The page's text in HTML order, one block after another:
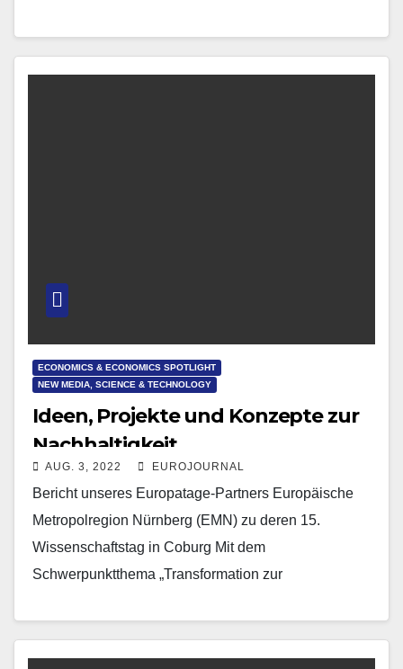
ECONOMICS & ECONOMICS SPOTLIGHT
NEW MEDIA, SCIENCE & TECHNOLOGY
Ideen, Projekte und Konzepte zur
Nachhaltigkeit
AUG. 3, 2022 EUROJOURNAL
Bericht unseres Europatage-Partners Europäische
Metropolregion Nürnberg (EMN) zu deren 15.
Wissenschaftstag in Coburg Mit dem
Schwerpunktthema „Transformation zur
voller…